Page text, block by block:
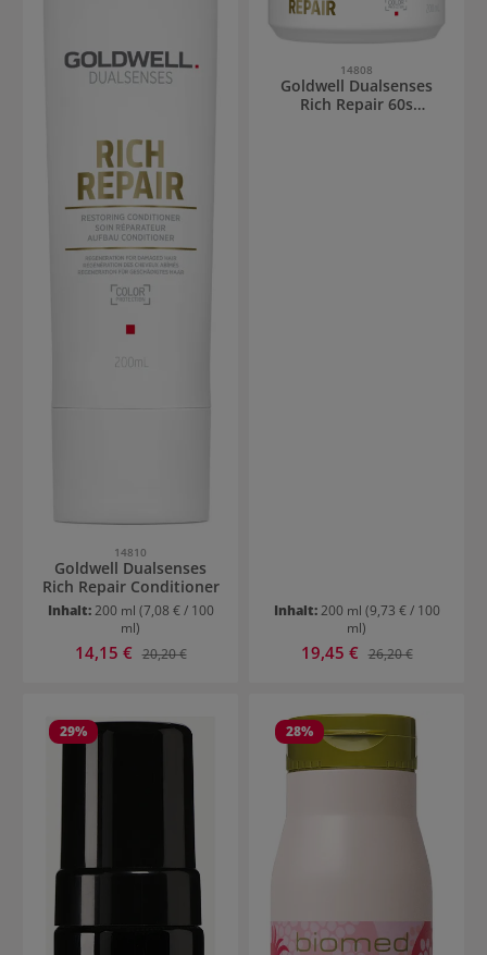
14810
Goldwell Dualsenses
Rich Repair Conditioner
Inhalt:200 ml (7,08 € / 100
ml)
Verkaufspreis:
14,15 € Regulärer Preis:
20,20 €
14808
Goldwell Dualsenses
Rich Repair 60s
Inhalt:200 ml (9,73 € / 100
ml)
Verkaufspreis:
19,45 € Regulärer Preis:
26,20 €
29% 28%